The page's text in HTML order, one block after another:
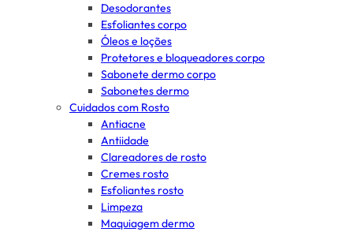
Desodorantes
Esfoliantes corpo
Óleos e loções
Protetores e bloqueadores corpo
Sabonete dermo corpo
Sabonetes dermo
Cuidados com Rosto
Antiacne
Antiidade
Clareadores de rosto
Cremes rosto
Esfoliantes rosto
Limpeza
Maquiagem dermo